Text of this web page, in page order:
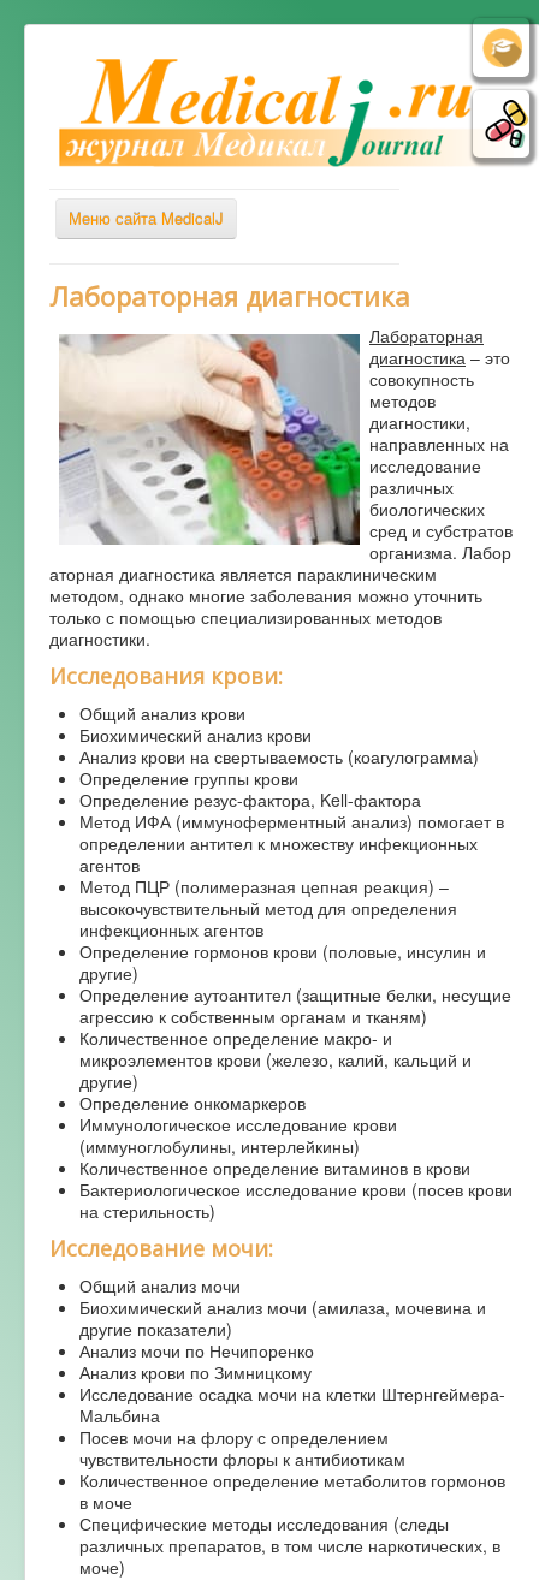
Меню сайта MedicalJ
Весь Медикал
Заболевания
Диагностика
Лечение
Советы врача
Альтернативная медицина
Форум
Лабораторная диагностика
Лабораторная
диагностика – это
совокупность
методов
диагностики,
направленных на
исследование
различных
биологических
сред и субстратов
организма. Лабор
аторная диагностика является параклиническим
методом, однако многие заболевания можно уточнить
только с помощью специализированных методов
диагностики.
Исследования крови:
Общий анализ крови
Биохимический анализ крови
Анализ крови на свертываемость (коагулограмма)
Определение группы крови
Определение резус-фактора, Kell-фактора
Метод ИФА (иммуноферментный анализ) помогает в
определении антител к множеству инфекционных
агентов
Метод ПЦР (полимеразная цепная реакция) –
высокочувствительный метод для определения
инфекционных агентов
Определение гормонов крови (половые, инсулин и
другие)
Определение аутоантител (защитные белки, несущие
агрессию к собственным органам и тканям)
Количественное определение макро- и
микроэлементов крови (железо, калий, кальций и
другие)
Определение онкомаркеров
Иммунологическое исследование крови
(иммуноглобулины, интерлейкины)
Количественное определение витаминов в крови
Бактериологическое исследование крови (посев крови
на стерильность)
Исследование мочи:
Общий анализ мочи
Биохимический анализ мочи (амилаза, мочевина и
другие показатели)
Анализ мочи по Нечипоренко
Анализ крови по Зимницкому
Исследование осадка мочи на клетки Штернгеймера-
Мальбина
Посев мочи на флору с определением
чувствительности флоры к антибиотикам
Количественное определение метаболитов гормонов
в моче
Специфические методы исследования (следы
различных препаратов, в том числе наркотических, в
моче)